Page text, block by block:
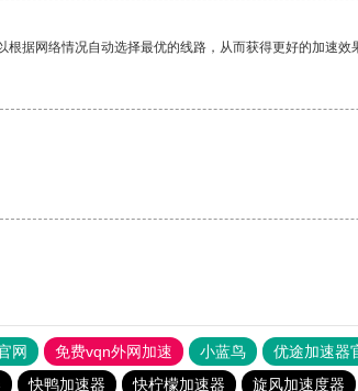
据网络情况自动选择最优的线路，从而获得更好的加速效
网 免费vqn外网加速 小蓝鸟 优途加速器
快鸭加速器 快柠檬加速器 旋风加速度器